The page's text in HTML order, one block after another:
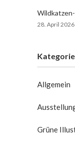
28. April 2026
Allgemein
Grüne